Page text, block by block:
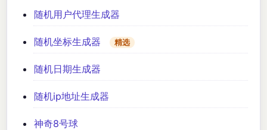
随机用户代理生成器
随机坐标生成器 精选
随机日期生成器
随机ip地址生成器
神奇8号球